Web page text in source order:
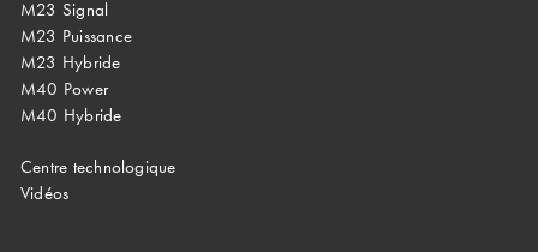
M23 Signal
M23 Puissance
M23 Hybride
M40 Power
M40 Hybride
Centre technologique
Vidéos